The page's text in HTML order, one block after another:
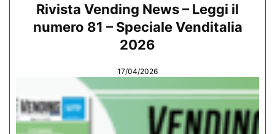
Rivista Vending News – Leggi il
numero 81 – Speciale Venditalia
2026
17/04/2026